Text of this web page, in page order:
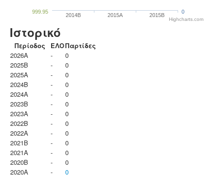
2014B 2015A 2015B
999.95 0
Highcharts.com
Ιστορικό
Περίοδος ΕΛΟΠαρτίδες
2026A
-
0
2025B
-
0
2025A
-
0
2024B
-
0
2024A
-
0
2023B
-
0
2023Α
-
0
2022B
-
0
2022A
-
0
2021B
-
0
2021A
-
0
2020B
-
0
2020A
- 0